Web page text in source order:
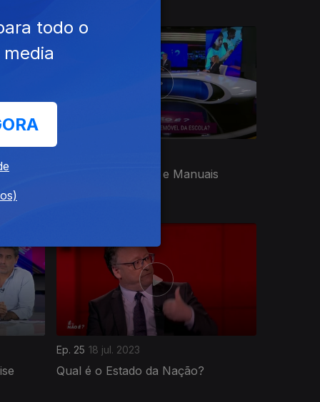
Uso de Telemóveis e Manuais
Ep. 25 18 jul. 2023
Qual é o Estado da Nação?
todo o